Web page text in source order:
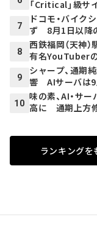
「Critical」級サ
7
ドコモ・バイク
ず 8月1日以降
8
西鉄福岡（天神
有名YouTuber
9
シャープ、通期
響 AIサーバは9
10
味の素、AI・サ
高に 通期上方
ランキングを